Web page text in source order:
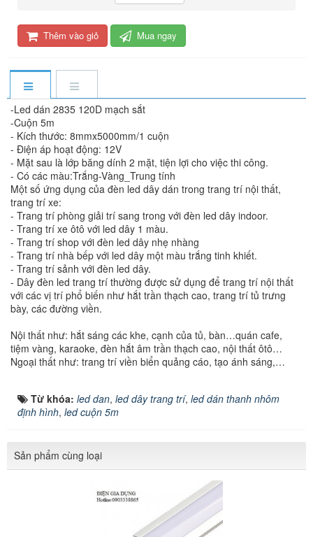
Thêm vào giỏ Mua ngay
-Led dán 2835 120D mạch sắt
-Cuộn 5m
- Kích thước: 8mmx5000mm/1 cuộn
- Điện áp hoạt động: 12V
- Mặt sau là lớp băng dính 2 mặt, tiện lợi cho việc thi công.
- Có các màu:Trắng-Vàng_Trung tính
Một số ứng dụng của đèn led dây dán trong trang trí nội thất,
trang trí xe:
- Trang trí phòng giải trí sang trong với đèn led dây indoor.
- Trang trí xe ôtô với led dây 1 màu.
- Trang trí shop với đèn led dây nhẹ nhàng
- Trang trí nhà bếp với led dây một màu trắng tinh khiết.
- Trang trí sảnh với đèn led dây.
- Dây đèn led trang trí thường được sử dụng để trang trí nội thất
với các vị trí phổ biến như hắt trần thạch cao, trang trí tủ trưng
bày, các đường viền.
Nội thất như: hắt sáng các khe, cạnh của tủ, bàn…quán cafe,
tiệm vàng, karaoke, đèn hắt âm trần thạch cao, nội thất ôtô…
Ngoại thất như: trang trí viền biển quảng cáo, tạo ánh sáng,…
Từ khóa: led dan, led dây trang trí, led dán thanh nhôm
định hình, led cuộn 5m
Sản phẩm cùng loại